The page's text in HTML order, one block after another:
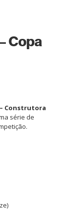
Copa
– Construtora
série de